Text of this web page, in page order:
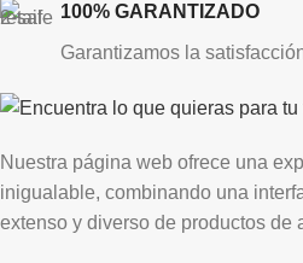
100% GARANTIZADO
Garantizamos la
Nuestra página web ofrece una
inigualable, combinando una
extenso y diverso de productos de